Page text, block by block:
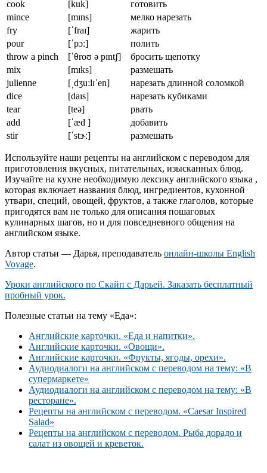
cook
[kuk]
готовить
mince
[mɪns]
мелко нарезать
fry
[ˈfraɪ]
жарить
pour
[ˈpɔː]
полить
throw a pinch
[ˈθroʊ ə pɪntʃ]
бросить щепотку
mix
[mɪks]
размешать
julienne
[ˌdʒuːlɪˈen]
нарезать длинной соломкой
dice
[daɪs]
нарезать кубиками
tear
[teə]
рвать
add
[ˈæd ]
добавить
stir
[ˈstɝː] размешать
Используйте наши рецепты на английском с переводом для
приготовления вкусных, питательных, изысканных блюд.
Изучайте на кухне необходимую лексику английского языка ,
которая включает названия блюд, ингредиентов, кухонной
утвари, специй, овощей, фруктов, а также глаголов, которые
пригодятся вам не только для описания пошаговых
кулинарных шагов, но и для повседневного общения на
английском языке.
Автор статьи — Дарья, преподаватель онлайн-школы English
Voyage.
Уроки английского по Скайп с Дарьей. Заказать бесплатный
пробный урок.
Полезные статьи на тему «Еда»:
Английские карточки. «Еда и напитки».
Английские карточки. «Овощи».
Английские карточки. «Фрукты, ягоды, орехи».
Аудиодиалоги на английском с переводом на тему: «В
супермаркете»
Аудиодиалоги на английском с переводом на тему: «В
ресторане».
Рецепты на английском с переводом. «Caesar Inspired
Salad»
Рецепты на английском с переводом. Рыба дорадо и
салат из овощей и креветок.